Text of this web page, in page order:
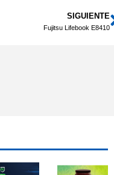
SIGUIENTE
Fujitsu Lifebook E8410